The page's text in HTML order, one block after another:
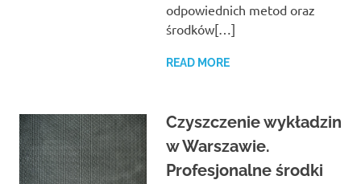
odpowiednich metod oraz
środków[…]
READ MORE
Czyszczenie wykładzin
w Warszawie.
Profesjonalne środki